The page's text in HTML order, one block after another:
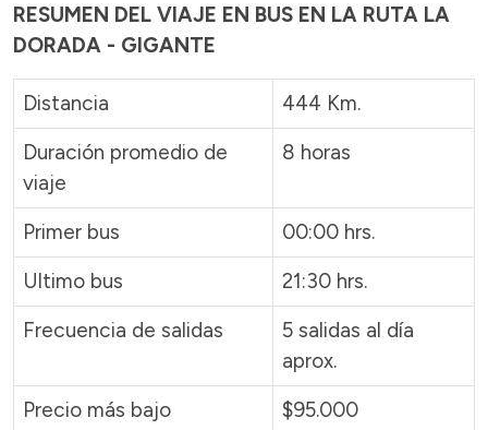
RESUMEN DEL VIAJE EN BUS EN LA RUTA LA
DORADA - GIGANTE
Distancia
444 Km.
Duración promedio de
viaje
8 horas
Primer bus
00:00 hrs.
Ultimo bus
21:30 hrs.
Frecuencia de salidas
5 salidas al día
aprox.
Precio más bajo
$95.000